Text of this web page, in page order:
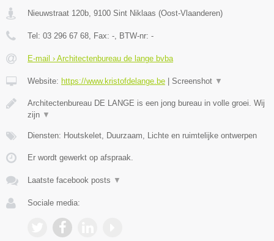
Nieuwstraat 120b, 9100 Sint Niklaas (Oost-Vlaanderen)
Tel: 03 296 67 68, Fax: -, BTW-nr: -
E-mail › Architectenbureau de lange bvba
Website: https://www.kristofdelange.be Screenshot ▼
Architectenbureau DE LANGE is een jong bureau in volle groei. Wij
zijn ▼
Diensten: Houtskelet, Duurzaam, Lichte en ruimtelijke ontwerpen
Er wordt gewerkt op afspraak.
Laatste facebook posts ▼
Sociale media: